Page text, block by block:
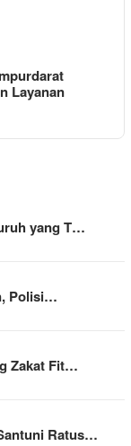
Layanan
yang T…
Polisi…
Zakat Fit…
Ratus…